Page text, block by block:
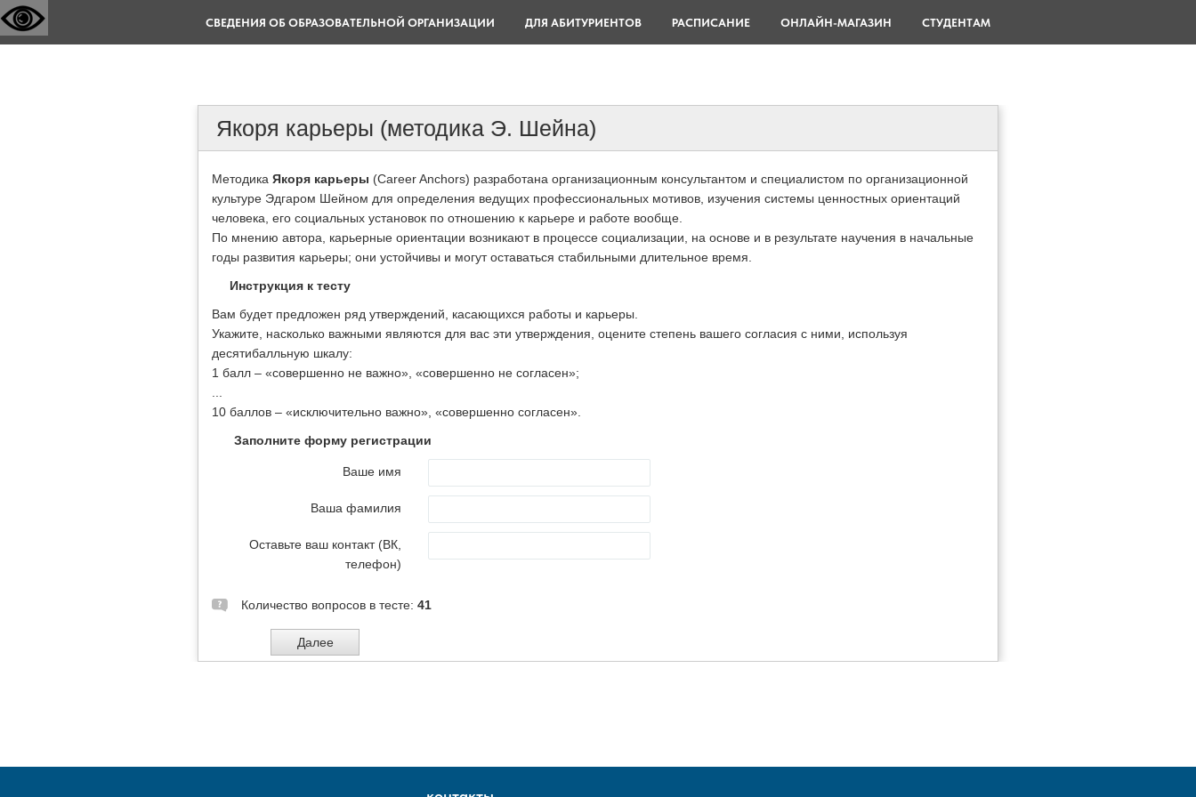
СВЕДЕНИЯ ОБ ОБРАЗОВАТЕЛЬНОЙ ОРГАНИЗАЦИИ ДЛЯ АБИТУРИЕНТОВ РАСПИСАНИЕ ОНЛАЙН-МАГАЗИН СТУДЕНТАМ